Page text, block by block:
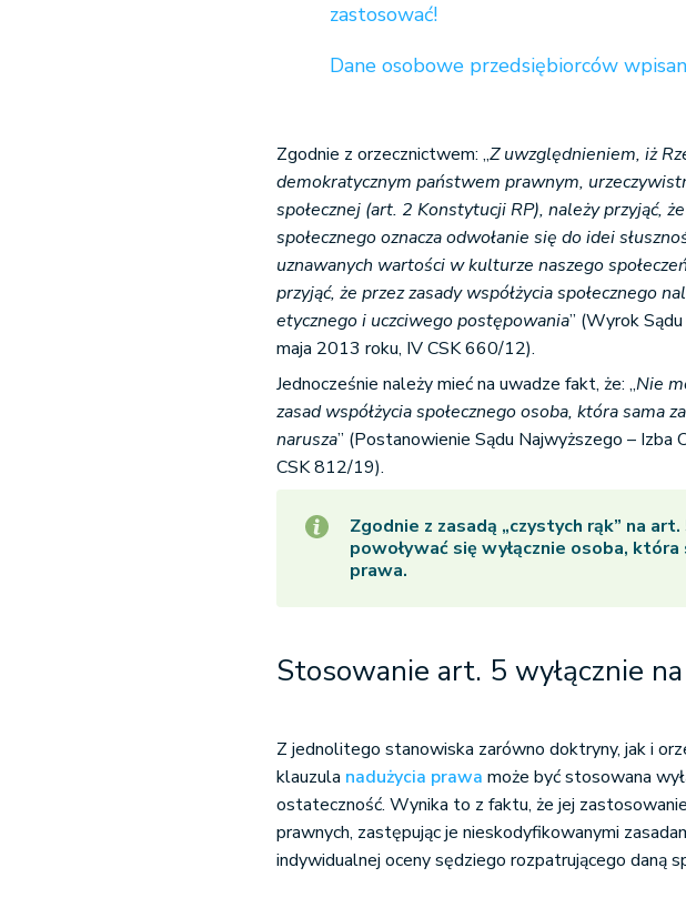
zastosować!
Dane osobowe przedsiębiorców
Zgodnie z orzecznictwem: „Z uwzględnieniem, iż
demokratycznym państwem prawnym,
społecznej (art. 2 Konstytucji RP), należy przyjąć,
społecznego oznacza odwołanie się do idei
uznawanych wartości w kulturze naszego
przyjąć, że przez zasady współżycia społecznego
etycznego i uczciwego postępowania” (Wyrok
maja 2013 roku, IV CSK 660/12).
Jednocześnie należy mieć na uwadze fakt, że: „Nie
zasad współżycia społecznego osoba, która sama
narusza” (Postanowienie Sądu Najwyższego –
CSK 812/19).
Zgodnie z zasadą „czystych rąk” na art.
powoływać się wyłącznie osoba,
prawa.
Stosowanie art. 5 wyłącznie
Z jednolitego stanowiska zarówno doktryny, jak i
klauzula nadużycia prawa może być stosowana
ostateczność. Wynika to z faktu, że jej
prawnych, zastępując je nieskodyfikowanymi
indywidualnej oceny sędziego rozpatrującego daną